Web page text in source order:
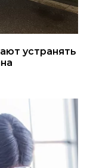
устранять